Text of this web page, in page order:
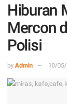
Hiburan
Mercon
Polisi
by Admin 10/